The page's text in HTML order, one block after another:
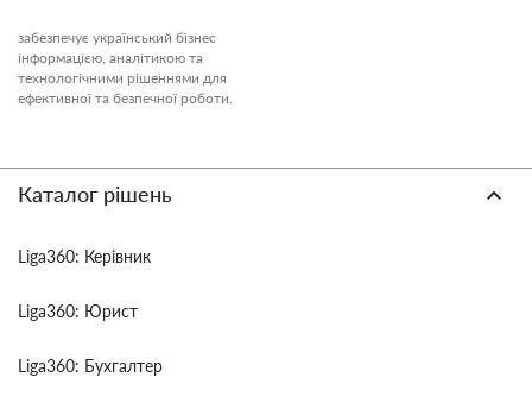
забезпечує український бізнес
інформацією, аналітикою та
технологічними рішеннями для
ефективної та безпечної роботи.
Каталог рішень
Liga360: Керівник
Liga360: Юрист
Liga360: Бухгалтер